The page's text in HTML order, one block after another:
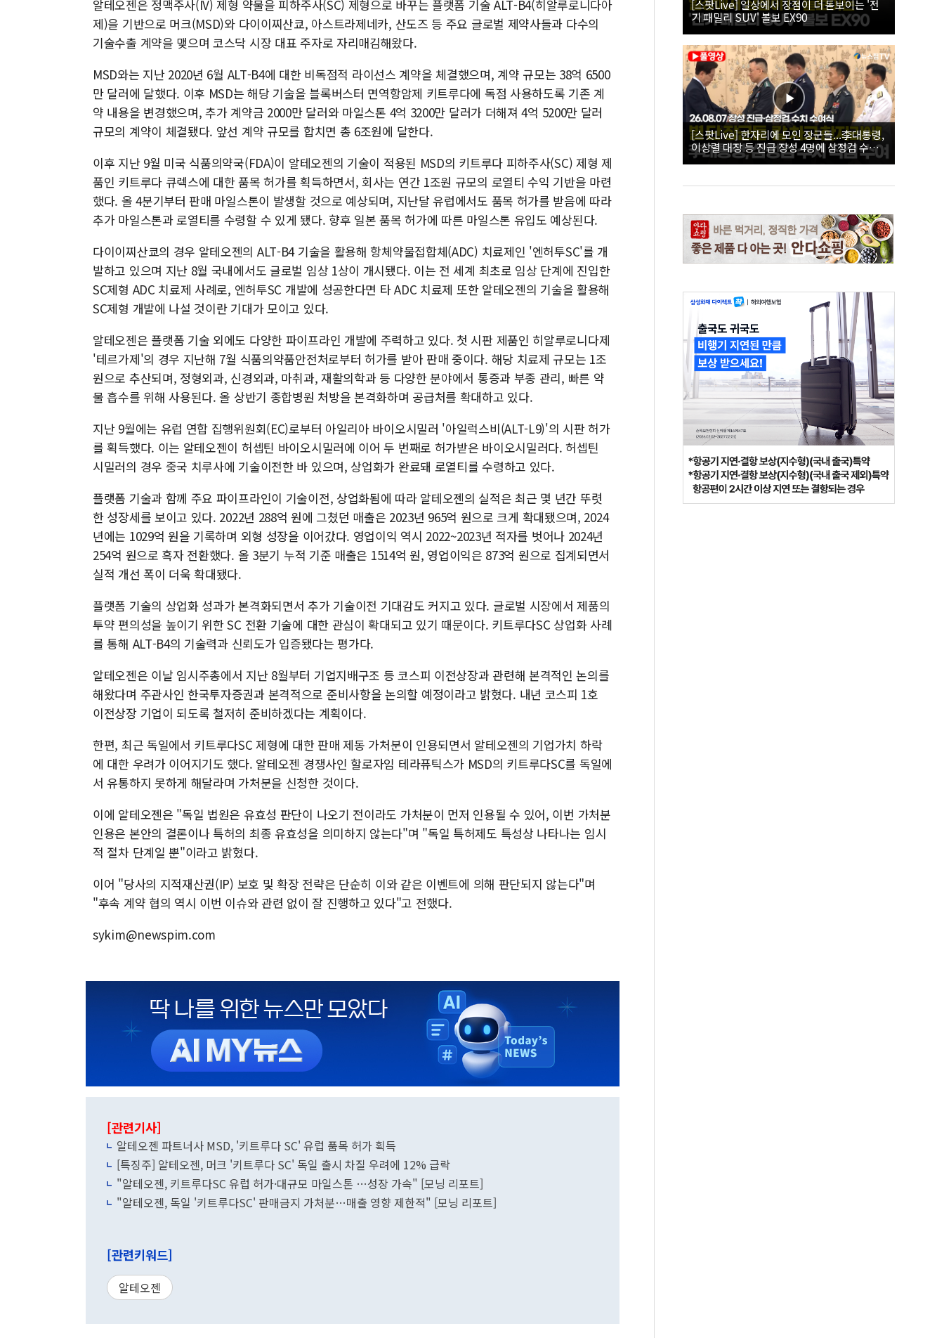
알테오젠은 정맥주사(IV) 제형 약물을 피하주사(SC) 제형으로 바꾸는 플랫폼 기술 ALT-B4(히알루로니다아
제)을 기반으로 머크(MSD)와 다이이찌산쿄, 아스트라제네카, 산도즈 등 주요 글로벌 제약사들과 다수의
기술수출 계약을 맺으며 코스닥 시장 대표 주자로 자리매김해왔다.
MSD와는 지난 2020년 6월 ALT-B4에 대한 비독점적 라이선스 계약을 체결했으며, 계약 규모는 38억 6500
만 달러에 달했다. 이후 MSD는 해당 기술을 블록버스터 면역항암제 키트루다에 독점 사용하도록 기존 계
약 내용을 변경했으며, 추가 계약금 2000만 달러와 마일스톤 4억 3200만 달러가 더해져 4억 5200만 달러
규모의 계약이 체결됐다. 앞선 계약 규모를 합치면 총 6조원에 달한다.
이후 지난 9월 미국 식품의약국(FDA)이 알테오젠의 기술이 적용된 MSD의 키트루다 피하주사(SC) 제형 제
품인 키트루다 큐렉스에 대한 품목 허가를 획득하면서, 회사는 연간 1조원 규모의 로열티 수익 기반을 마련
했다. 올 4분기부터 판매 마일스톤이 발생할 것으로 예상되며, 지난달 유럽에서도 품목 허가를 받음에 따라
추가 마일스톤과 로열티를 수령할 수 있게 됐다. 향후 일본 품목 허가에 따른 마일스톤 유입도 예상된다.
다이이찌산쿄의 경우 알테오젠의 ALT-B4 기술을 활용해 항체약물접합체(ADC) 치료제인 '엔허투SC'를 개
발하고 있으며 지난 8월 국내에서도 글로벌 임상 1상이 개시됐다. 이는 전 세계 최초로 임상 단계에 진입한
SC제형 ADC 치료제 사례로, 엔허투SC 개발에 성공한다면 타 ADC 치료제 또한 알테오젠의 기술을 활용해
SC제형 개발에 나설 것이란 기대가 모이고 있다.
알테오젠은 플랫폼 기술 외에도 다양한 파이프라인 개발에 주력하고 있다. 첫 시판 제품인 히알루로니다제
'테르가제'의 경우 지난해 7월 식품의약품안전처로부터 허가를 받아 판매 중이다. 해당 치료제 규모는 1조
원으로 추산되며, 정형외과, 신경외과, 마취과, 재활의학과 등 다양한 분야에서 통증과 부종 관리, 빠른 약
물 흡수를 위해 사용된다. 올 상반기 종합병원 처방을 본격화하며 공급처를 확대하고 있다.
지난 9월에는 유럽 연합 집행위원회(EC)로부터 아일리아 바이오시밀러 '아일럭스비(ALT-L9)'의 시판 허가
를 획득했다. 이는 알테오젠이 허셉틴 바이오시밀러에 이어 두 번째로 허가받은 바이오시밀러다. 허셉틴
시밀러의 경우 중국 치루사에 기술이전한 바 있으며, 상업화가 완료돼 로열티를 수령하고 있다.
플랫폼 기술과 함께 주요 파이프라인이 기술이전, 상업화됨에 따라 알테오젠의 실적은 최근 몇 년간 뚜렷
한 성장세를 보이고 있다. 2022년 288억 원에 그쳤던 매출은 2023년 965억 원으로 크게 확대됐으며, 2024
년에는 1029억 원을 기록하며 외형 성장을 이어갔다. 영업이익 역시 2022~2023년 적자를 벗어나 2024년
254억 원으로 흑자 전환했다. 올 3분기 누적 기준 매출은 1514억 원, 영업이익은 873억 원으로 집계되면서
실적 개선 폭이 더욱 확대됐다.
플랫폼 기술의 상업화 성과가 본격화되면서 추가 기술이전 기대감도 커지고 있다. 글로벌 시장에서 제품의
투약 편의성을 높이기 위한 SC 전환 기술에 대한 관심이 확대되고 있기 때문이다. 키트루다SC 상업화 사례
를 통해 ALT-B4의 기술력과 신뢰도가 입증됐다는 평가다.
알테오젠은 이날 임시주총에서 지난 8월부터 기업지배구조 등 코스피 이전상장과 관련해 본격적인 논의를
해왔다며 주관사인 한국투자증권과 본격적으로 준비사항을 논의할 예정이라고 밝혔다. 내년 코스피 1호
이전상장 기업이 되도록 철저히 준비하겠다는 계획이다.
한편, 최근 독일에서 키트루다SC 제형에 대한 판매 제동 가처분이 인용되면서 알테오젠의 기업가치 하락
에 대한 우려가 이어지기도 했다. 알테오젠 경쟁사인 할로자임 테라퓨틱스가 MSD의 키트루다SC를 독일에
서 유통하지 못하게 해달라며 가처분을 신청한 것이다.
이에 알테오젠은 "독일 법원은 유효성 판단이 나오기 전이라도 가처분이 먼저 인용될 수 있어, 이번 가처분
인용은 본안의 결론이나 특허의 최종 유효성을 의미하지 않는다"며 "독일 특허제도 특성상 나타나는 임시
적 절차 단계일 뿐"이라고 밝혔다.
이어 "당사의 지적재산권(IP) 보호 및 확장 전략은 단순히 이와 같은 이벤트에 의해 판단되지 않는다"며
"후속 계약 협의 역시 이번 이슈와 관련 없이 잘 진행하고 있다"고 전했다.
sykim@newspim.com
[관련기사]
알테오젠 파트너사 MSD, '키트루다 SC' 유럽 품목 허가 획득
[특징주] 알테오젠, 머크 '키트루다 SC' 독일 출시 차질 우려에 12% 급락
"알테오젠, 키트루다SC 유럽 허가·대규모 마일스톤 …성장 가속" [모닝 리포트]
"알테오젠, 독일 '키트루다SC' 판매금지 가처분…매출 영향 제한적" [모닝 리포트]
[관련키워드]
알테오젠
[스팟Live] 일상에서 장점이 더 돋보이는 '전
기 패밀리 SUV' 볼보 EX90
[스팟Live] 한자리에 모인 장군들...李대통령,
이상렬 대장 등 진급 장성 4명에 삼정검 수치
직접 수여｜26.08.07 장성 진급·삼정검 수치